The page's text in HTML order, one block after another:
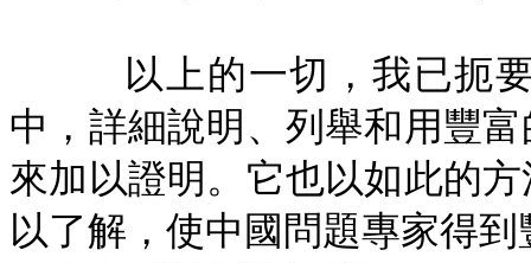
以上的一切，我已扼
中，詳細說明、列舉和用豐
來加以證明。它也以如此的
以了解，使中國問題專家得